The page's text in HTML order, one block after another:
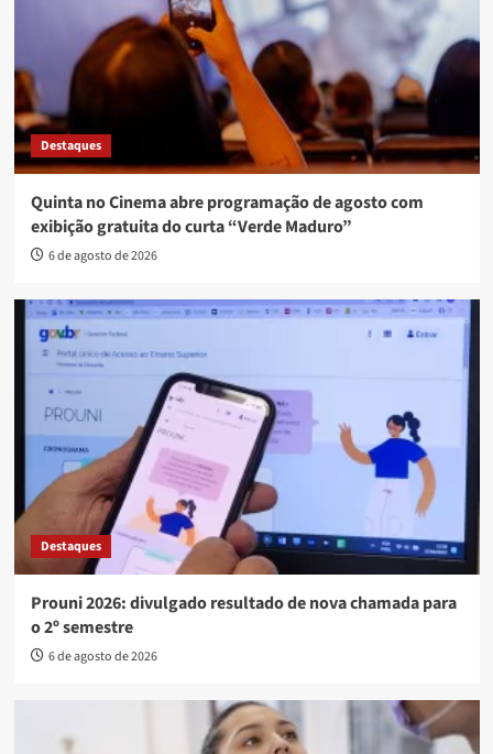
Destaques
Quinta no Cinema abre programação de agosto com
exibição gratuita do curta “Verde Maduro”
6 de agosto de 2026
Destaques
Prouni 2026: divulgado resultado de nova chamada para
o 2º semestre
6 de agosto de 2026